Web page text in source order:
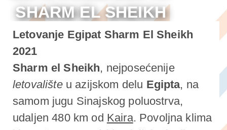
SHARM EL SHEIKH
2021 HOTELI
Letovanje Egipat Sharm El Sheikh
2021
Sharm el Sheikh, nejposećenije
letovališteu azijskom delu Egipta, na
samom jugu Sinajskog poluostrva,
udaljen 480 km od Kaira. Povoljna klima